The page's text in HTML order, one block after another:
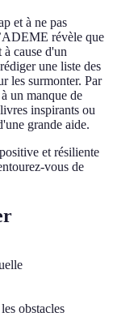
et à ne pas
révèle que
cause d'un
une liste des
les surmonter. Par
un manque de
inspirants ou
grande aide.
et résiliente
vous de
obstacles